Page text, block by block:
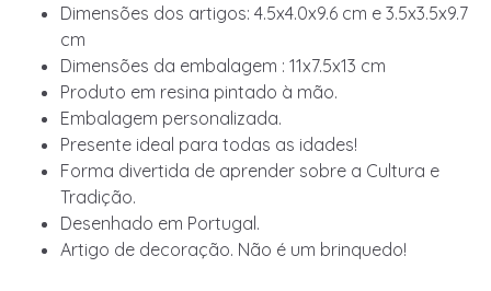
Dimensões dos artigos: 4.5x4.0x9.6 cm e 3.5x3.5x9.7
cm
Dimensões da embalagem : 11x7.5x13 cm
Produto em resina pintado à mão.
Embalagem personalizada.
Presente ideal para todas as idades!
Forma divertida de aprender sobre a Cultura e
Tradição.
Desenhado em Portugal.
Artigo de decoração. Não é um brinquedo!